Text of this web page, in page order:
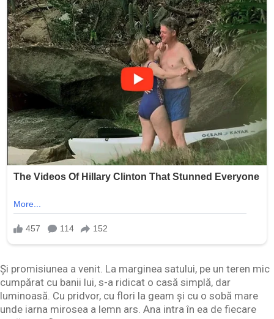
Și promisiunea a venit. La marginea satului, pe un teren mic
cumpărat cu banii lui, s-a ridicat o casă simplă, dar
luminoasă. Cu pridvor, cu flori la geam și cu o sobă mare
unde iarna mirosea a lemn ars. Ana intra în ea de fiecare